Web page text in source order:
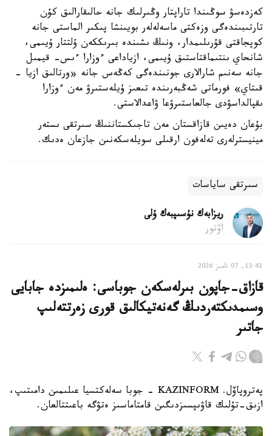
كەزدەسۋ سوڭىندا تاراپتار وڭىرلىك جانە حالىقارالىق كۇن
تارتىبىندەگى وزەكتى ماسەلەلەر بويىنشا پىكىر الماستى جانە
كوپجاقتى قۇرىلىمدار، ونىڭ ىشىندە بىرىككەن ۇلتتار ۇيىمى،
شانحاي ىنتىماقتاستىق ۇيىمى، ازياداعى ءوزارا ءىس- قيمىل
جانە سەنىم شارالارى جونىندەگى كەڭەس جانە «ورتالىق ازيا -
قىتاي» فورماتى شەڭبەرىندە تىعىز ۇيلەستىرۋ مەن ءوزارا
ىقپالداسۋدى جالعاستىرۋعا ۋاعدالاستى.
بۇعان دەيىن قازاقستان مەن تاجىكستاننىڭ سىرتقى ىستەر
مينيسترلەرى تەلەفون ارقىلى سويلەسكەنىن جازعان ەدىك.
سىرتقى ساياسات
ريزابەك نۇسىپبەك ۇلى
اۆتور
13:41, 07 تامىز 2026
قازاق-جاپون بىرلەسكەن جوباسى: ەلىمىزدە جابايى
وسىمدىكتەردىڭ گەنەتيكالىق قورى زەرتتەلىپ
جاتىر
پەتروپاۆل. KAZINFORM - جوبا سەلەكتسيا عىلىمىن دامىتىپ،
ازىق-تۇلىك قاۋىپسىزدىگىن قامتاماسىز ەتۋگە باعىتتالعان.